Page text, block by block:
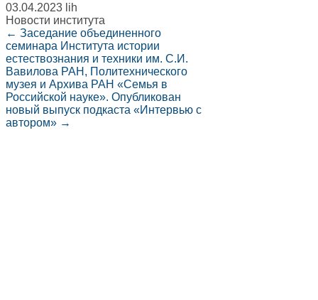
03.04.2023 lih
Новости института
← Заседание объединенного
семинара Института истории
естествознания и техники им. С.И.
Вавилова РАН, Политехнического
музея и Архива РАН «Семья в
Российской науке». Опубликован
новый выпуск подкаста «Интервью с
автором» →